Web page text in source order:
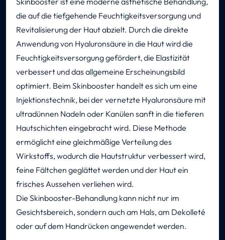
die auf die tiefgehende Feuchtigkeitsversorgung und
Revitalisierung der Haut abzielt. Durch die direkte
Anwendung von Hyaluronsäure in die Haut wird die
Feuchtigkeitsversorgung gefördert, die Elastizität
verbessert und das allgemeine Erscheinungsbild
optimiert. Beim Skinbooster handelt es sich um eine
Injektionstechnik, bei der vernetzte Hyaluronsäure mit
ultradünnen Nadeln oder Kanülen sanft in die tieferen
Hautschichten eingebracht wird. Diese Methode
ermöglicht eine gleichmäßige Verteilung des
Wirkstoffs, wodurch die Hautstruktur verbessert wird,
feine Fältchen geglättet werden und der Haut ein
frisches Aussehen verliehen wird.
Die Skinbooster-Behandlung kann nicht nur im
Gesichtsbereich, sondern auch am Hals, am Dekolleté
oder auf dem Handrücken angewendet werden.